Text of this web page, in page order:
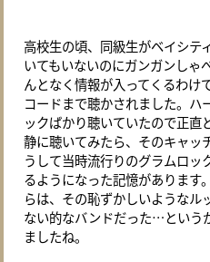
高校生の頃、同級生がベイシテ
いてもいないのにガンガンしゃ
んとなく情報が入ってくるわけ
コードまで聴かされました。ハ
ックばかり聴いていたので正
静に聴いてみたら、そのキャッ
うして当時流行りのグラムロッ
るようになった記憶があります
らは、その恥ずかしいような
ない的なバンドだった…という
ましたね。